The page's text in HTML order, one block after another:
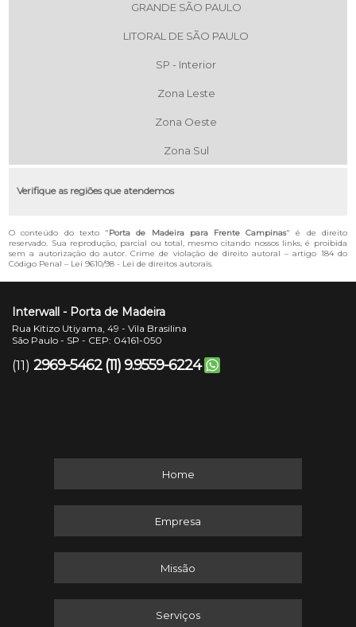
GRANDE SÃO PAULO
LITORAL DE SÃO PAULO
SP - Interior
Zona Leste
Zona Oeste
Zona Sul
Verifique as regiões que atendemos
O conteúdo do texto "Porta de Madeira para Frente Campinas" é de direito
reservado. Sua reprodução, parcial ou total, mesmo citando nossos links, é proibida
sem a autorização do autor. Crime de violação de direito autoral – artigo 184 do
Código Penal – Lei 9610/98 - Lei de direitos autorais.
Interwall - Porta de Madeira
Rua Kitizo Utiyama, 49 - Vila Brasilina
São Paulo - SP - CEP: 04161-050
(11) 2969-5462 (11) 9.9559-6224
Home
Empresa
Missão
Serviços